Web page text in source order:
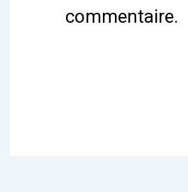
commentaire.